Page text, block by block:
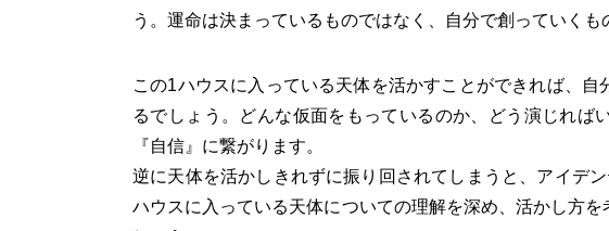
う。運命は決まっているものではなく、自分で創っていくも
この1ハウスに入っている天体を活かすことができれば、
るでしょう。どんな仮面をもっているのか、どう演じれば
『自信』に繋がります。
逆に天体を活かしきれずに振り回されてしまうと、アイデ
ハウスに入っている天体についての理解を深め、活かし方